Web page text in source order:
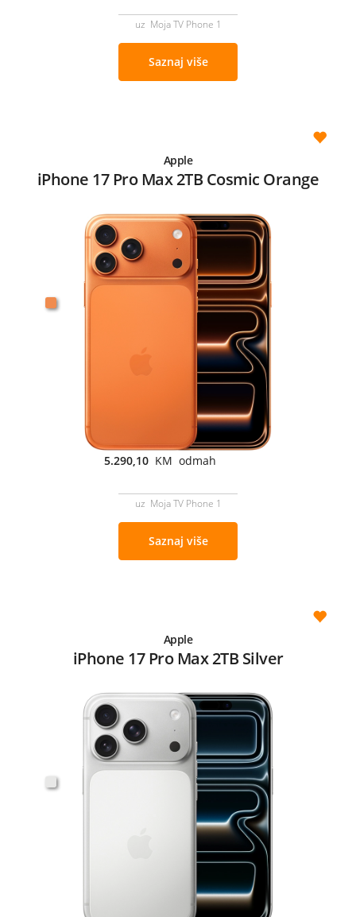
uz Moja TV Phone 1
Saznaj više
Apple
iPhone 17 Pro Max 2TB Cosmic Orange
5.290,10 KM odmah
uz Moja TV Phone 1
Saznaj više
Apple
iPhone 17 Pro Max 2TB Silver